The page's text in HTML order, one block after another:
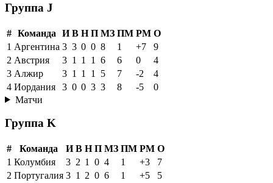
Группа J
# Команда И В Н П МЗ ПМ РМ О
1 Аргентина 3 3 0 0 8 1 +7
9
2 Австрия 3 1 1 1 6 6 0
4
3 Алжир 3 1 1 1 5 7 -2
4
4 Иордания 3 0 0 3 3 8 -5
0
Матчи
Группа K
# Команда И В Н П МЗ ПМ РМ О
1 Колумбия 3 2 1 0 4 1 +3
7
2 Португалия 3 1 2 0 6 1 +5
5